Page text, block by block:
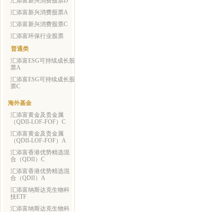
汇添富新兴消费股票A
汇添富新兴消费股票C
汇添富环保行业股票
普通类
汇添富ESG可持续成长股
票A
汇添富ESG可持续成长股
票C
海外基金
汇添富黄金及贵金属
（QDII-LOF-FOF）C
汇添富黄金及贵金属
（QDII-LOF-FOF）A
汇添富香港优势精选混
合（QDII）C
汇添富香港优势精选混
合（QDII）A
汇添富纳斯达克生物科
技ETF
汇添富纳斯达克生物科